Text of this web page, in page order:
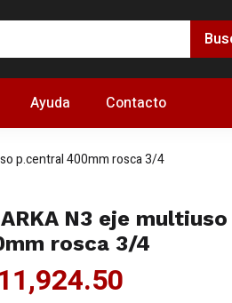
Ayuda Contacto
p.central 400mm rosca 3/4
N3 eje
rosca 3/4